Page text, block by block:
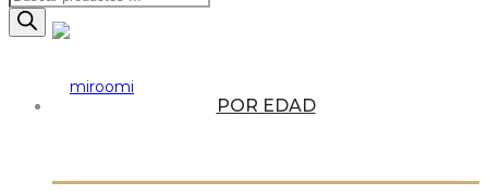
de
productos
POR EDAD